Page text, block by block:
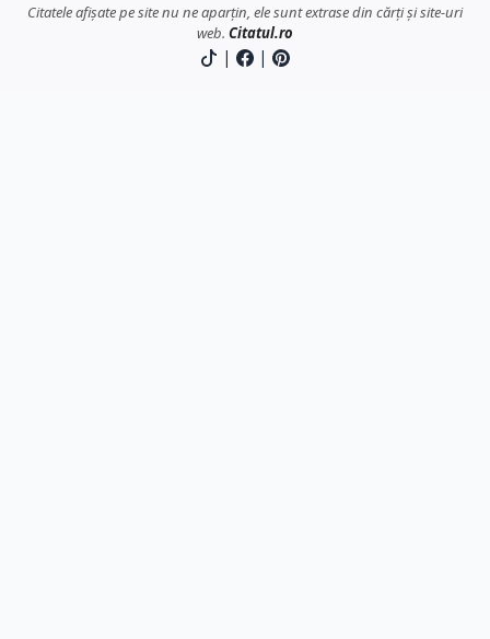
Citatele afișate pe site nu ne aparțin, ele sunt extrase din cărți și site-uri
web. Citatul.ro
| |